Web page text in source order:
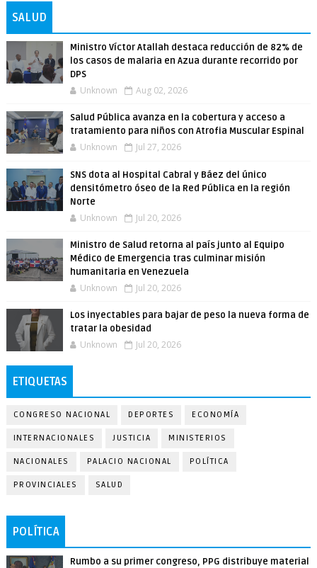
SALUD
Ministro Víctor Atallah destaca reducción de 82% de
los casos de malaria en Azua durante recorrido por
DPS
Unknown Aug 02, 2026
Salud Pública avanza en la cobertura y acceso a
tratamiento para niños con Atrofia Muscular Espinal
Unknown Jul 27, 2026
SNS dota al Hospital Cabral y Báez del único
densitómetro óseo de la Red Pública en la región
Norte
Unknown Jul 20, 2026
Ministro de Salud retorna al país junto al Equipo
Médico de Emergencia tras culminar misión
humanitaria en Venezuela
Unknown Jul 20, 2026
Los inyectables para bajar de peso la nueva forma de
tratar la obesidad
Unknown Jul 20, 2026
ETIQUETAS
CONGRESO NACIONAL DEPORTES ECONOMÍA
INTERNACIONALES JUSTICIA MINISTERIOS
NACIONALES PALACIO NACIONAL POLÍTICA
PROVINCIALES SALUD
POLÍTICA
Rumbo a su primer congreso, PPG distribuye material